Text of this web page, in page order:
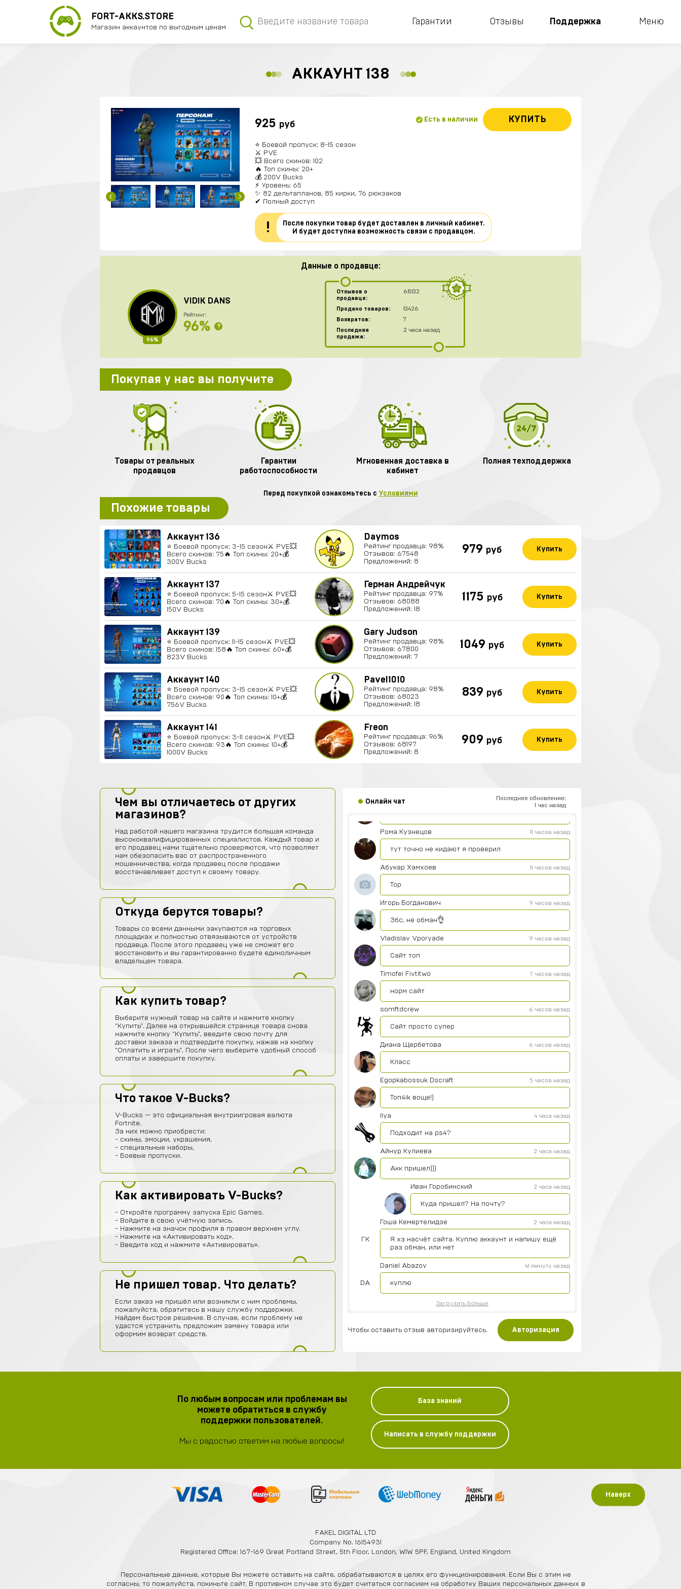
FORT-AKKS.STORE
Магазин аккаунтов по выгодным ценам
Гарантии Отзывы Поддержка Меню
АККАУНТ 138
925 руб
Есть в наличии КУПИТЬ
⭐️ Боевой пропуск: 8-15 сезон
⚔️ PVE
💥 Всего скинов: 102
🔥 Топ скины: 20+
💰 200V Bucks
⚡ Уровень: 65
✨ 82 дельтапланов, 85 кирки, 76 рюкзаков
✔ Полный доступ
!
После покупки товар будет доставлен в личный кабинет.
И будет доступна возможность связи с продавцом.
Данные о продавце:
96%
VIDIK DANS
Рейтинг:
96% ?
Отзывов о
продавце:
68132
Продано товаров:
13426
Возвратов:
7
Последняя
продажа:
2 часа назад
Покупая у нас вы получите
Товары от реальных
продавцов
Гарантии
работоспособности
Мгновенная доставка в
кабинет
Полная техподдержка
Перед покупкой ознакомьтесь с Условиями
Похожие товары
Аккаунт 136
⭐️ Боевой пропуск: 3-15 сезон⚔️ PVE💥
Всего скинов: 75🔥 Топ скины: 20+💰
300V Bucks
Daymos
Рейтинг продавца: 98%
Отзывов: 67548
Предложений: 8
979 руб Купить
Аккаунт 137
⭐️ Боевой пропуск: 5-15 сезон⚔️ PVE💥
Всего скинов: 70🔥 Топ скины: 30+💰
150V Bucks
Герман Андрейчук
Рейтинг продавца: 97%
Отзывов: 68088
Предложений: 18
1175 руб Купить
Аккаунт 139
⭐️ Боевой пропуск: 11-15 сезон⚔️ PVE💥
Всего скинов: 158🔥 Топ скины: 60+💰
823V Bucks
Gary Judson
Рейтинг продавца: 98%
Отзывов: 67800
Предложений: 7
1049 руб Купить
Аккаунт 140
⭐️ Боевой пропуск: 3-15 сезон⚔️ PVE💥
Всего скинов: 90🔥 Топ скины: 10+💰
756V Bucks
Pavel1010
Рейтинг продавца: 98%
Отзывов: 68023
Предложений: 18
839 руб Купить
Аккаунт 141
⭐️ Боевой пропуск: 3-11 сезон⚔️ PVE💥
Всего скинов: 93🔥 Топ скины: 10+💰
1000V Bucks
Freon
Рейтинг продавца: 96%
Отзывов: 68197
Предложений: 8
909 руб Купить
Чем вы отличаетесь от других
магазинов?
Над работой нашего магазина трудится большая команда
высококвалифицированных специалистов. Каждый товар и
его продавец нами тщательно проверяются, что позволяет
нам обезопасить вас от распространенного
мошенничества, когда продавец после продажи
восстанавливает доступ к своему товару.
Откуда берутся товары?
Товары со всеми данными закупаются на торговых
площадках и полностью отвязываются от устройств
продавца. После этого продавец уже не сможет его
восстановить и вы гарантированно будете единоличным
владельцем товара.
Как купить товар?
Выберите нужный товар на сайте и нажмите кнопку
"Купить". Далее на открывшейся странице товара снова
нажмите кнопку "Купить", введите свою почту для
доставки заказа и подтвердите покупку, нажав на кнопку
"Оплатить и играть". После чего выберите удобный способ
оплаты и завершите покупку.
Что такое V-Bucks?
V-Bucks — это официальная внутриигровая валюта
Fortnite.
За них можно приобрести:
- скины, эмоции, украшения,
- специальные наборы,
- Боевые пропуски.
Как активировать V-Bucks?
- Откройте программу запуска Epic Games.
- Войдите в свою учётную запись.
- Нажмите на значок профиля в правом верхнем углу.
- Нажмите на «Активировать код».
- Введите код и нажмите «Активировать».
Не пришел товар. Что делать?
Если заказ не пришёл или возникли с ним проблемы,
пожалуйста, обратитесь в нашу службу поддержки.
Найдем быстрое решение. В случае, если проблему не
удастся устранить, предложим замену товара или
оформим возврат средств.
Онлайн чат
Последнее обновление:
1 час назад
Егор Воробьев
Как ввести купленный аккаунт stand-off 2
Артем Парков 13 часов назад
Рома Кузнецов 11 часов назад
тут точно не кидают я проверил
Абукар Хамхоев 11 часов назад
Top
Игорь Богданович 9 часов назад
Збс, не обман👌
Vladislav Vporyade 9 часов назад
Сайт топ
Timofei Fivtitwo 7 часов назад
норм сайт
somftdcrew 6 часов назад
Сайт просто супер
Диана Щербетова 6 часов назад
Класс
Egopkabossuk Dscraft 5 часов назад
Топ4ik воще!)
Ilya 4 часа назад
Подходит на ps4?
Айнур Кулиева 2 часа назад
Акк пришел)))
Иван Горобинский 2 часа назад
Куда пришел? На почту?
ГК
Гоша Кемертелидзе 2 часа назад
Я хз насчёт сайта. Куплю аккаунт и напишу ещё
раз обман, или нет
DA
Daniel Abazov 41 минуту назад
куплю
Загрузить больше
Чтобы оставить отзыв авторизируйтесь. Авторизация
По любым вопросам или проблемам вы
можете обратиться в службу
поддержки пользователей.
Мы с радостью ответим на любые вопросы!
База знаний
Написать в службу поддержки
Наверх
FAKEL DIGITAL LTD
Company No. 16154931
Registered Office: 167-169 Great Portland Street, 5th Floor, London, W1W 5PF, England, United Kingdom
Персональные данные, которые Вы можете оставить на сайте, обрабатываются в целях его функционирования. Если Вы с этим не
согласны, то пожалуйста, покиньте сайт. В противном случае это будет считаться согласием на обработку Ваших персональных данных в